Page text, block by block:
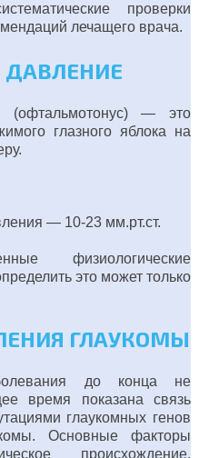
проверки
лечащего врача.
ДАВЛЕНИЕ
(офтальмотонус) — это
глазного яблока на
— 10-23 мм.рт.ст.
физиологические
это может только
ГЛАУКОМЫ
до конца не
время показана связь
глаукомных генов
Основные факторы
происхождение,